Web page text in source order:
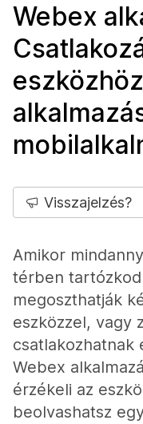
Webex
Visszajelzés?
Amikor
térben
megoszthatják
eszközzel, vagy
csatlakozhatnak
Webex
érzékeli az
beolvashatsz